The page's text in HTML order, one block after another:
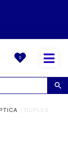
0
/ DUPLEX